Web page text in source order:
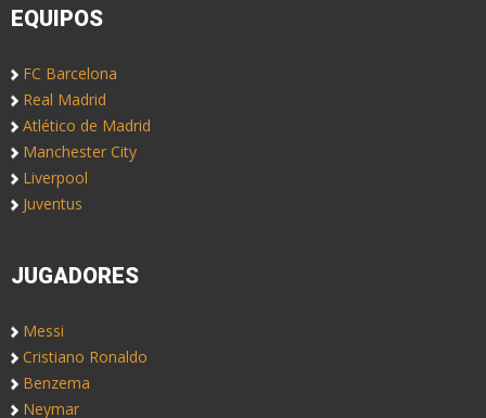
EQUIPOS
FC Barcelona
Real Madrid
Atlético de Madrid
Manchester City
Liverpool
Juventus
JUGADORES
Messi
Cristiano Ronaldo
Benzema
Neymar